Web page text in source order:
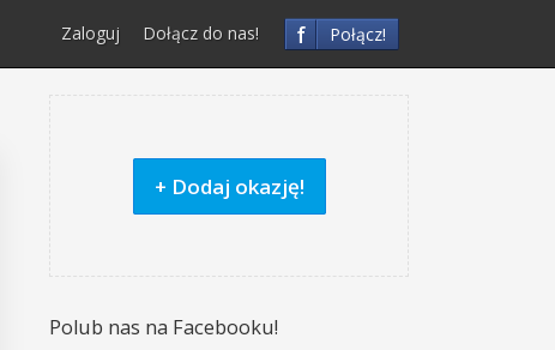
f Połącz!
Zaloguj Dołącz do nas!
+ Dodaj okazję!
Polub nas na Facebooku!